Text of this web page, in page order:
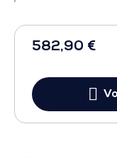
582,90 €